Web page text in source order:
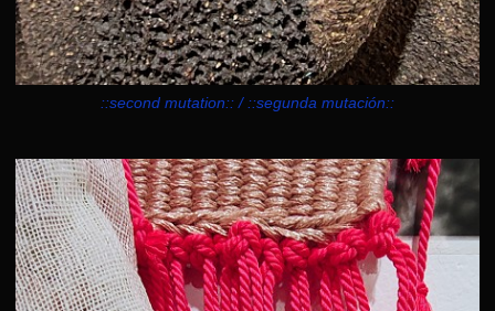
::second mutation:: / ::segunda mutación::